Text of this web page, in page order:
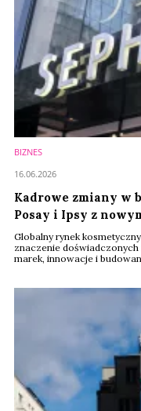
BIZNES
Kadrowe zmiany w
Posay i Ipsy z
Globalny rynek
znaczenie
marek, innowacje i
objęli menedżerowie
16.06.2026